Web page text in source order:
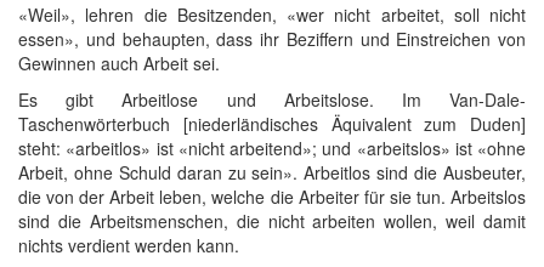
«Weil», lehren die Besitzenden, «wer nicht arbeitet, soll nicht
essen», und behaupten, dass ihr Beziffern und Einstreichen von
Gewinnen auch Arbeit sei.
Es gibt Arbeitlose und Arbeitslose. Im Van-Dale-
Taschenwörterbuch [niederländisches Äquivalent zum Duden]
steht: «arbeitlos» ist «nicht arbeitend»; und «arbeitslos» ist «ohne
Arbeit, ohne Schuld daran zu sein». Arbeitlos sind die Ausbeuter,
die von der Arbeit leben, welche die Arbeiter für sie tun. Arbeitslos
sind die Arbeitsmenschen, die nicht arbeiten wollen, weil damit
nichts verdient werden kann.